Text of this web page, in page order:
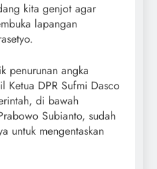
kita genjot agar
lapangan
penurunan angka
Ketua DPR Sufmi Dasco
di bawah
Subianto, sudah
untuk mengentaskan